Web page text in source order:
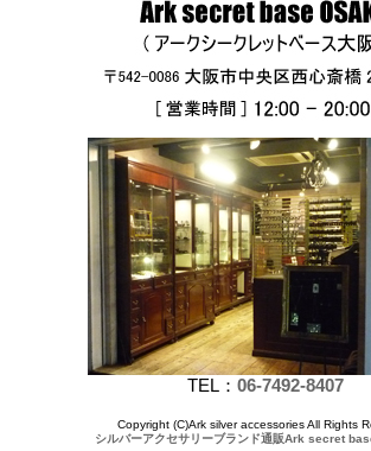
TEL： 06-7492-8407
Copyright (C)Ark silver accessories All Rights
シルバーアクセサリーブランド通販Ark secret